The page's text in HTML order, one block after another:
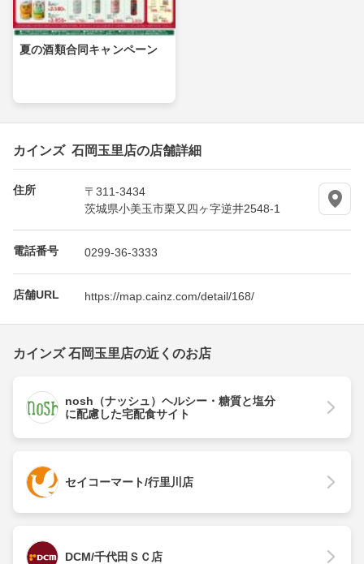
夏の酒類合同キャンペーン
カインズ 石岡玉里店の店舗詳細
住所
〒311-3434
茨城県小美玉市栗又四ヶ字逆井2548-1
電話番号 0299-36-3333
店舗URL https://map.cainz.com/detail/168/
カインズ 石岡玉里店の近くのお店
nosh（ナッシュ）ヘルシー・糖質と塩分
に配慮した宅配食サイト
セイコーマート/行里川店
DCM/千代田ＳＣ店